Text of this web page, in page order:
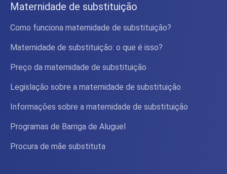
Maternidade de substituição
Como funciona maternidade de substituição?
Maternidade de substituição: o que é isso?
Preço da maternidade de substituição
Legislação sobre a maternidade de substituição
Informações sobre a maternidade de substituição
Programas de Barriga de Aluguel
Procura de mãe substituta